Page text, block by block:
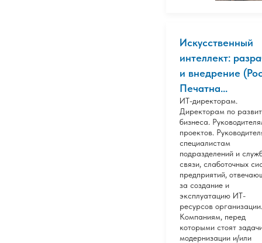
Искусственный
интеллект:
и внедрение
Печатна...
ИТ-директорам.
Директорам по
бизнеса.
проектов.
специалистам
подразделений и
связи, слаботочных
предприятий,
за создание и
эксплуатацию ИТ-
ресурсов организации.
Компаниям, перед
которыми стоят
модернизации и/или